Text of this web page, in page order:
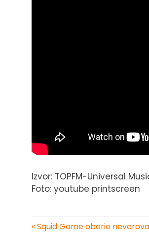
Izvor: TOPFM-Universal
Foto: youtube printscreen
« Squid Game oborio